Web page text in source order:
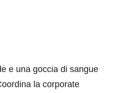
e una goccia di sangue
la corporate